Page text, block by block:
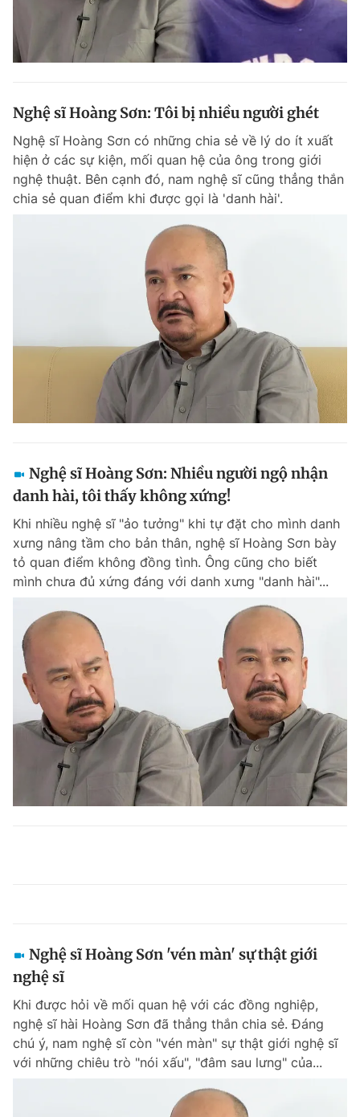
Nghệ sĩ Hoàng Sơn: Tôi bị nhiều người ghét
Nghệ sĩ Hoàng Sơn có những chia sẻ về lý do ít xuất
hiện ở các sự kiện, mối quan hệ của ông trong giới
nghệ thuật. Bên cạnh đó, nam nghệ sĩ cũng thẳng thắn
chia sẻ quan điểm khi được gọi là 'danh hài'.
Nghệ sĩ Hoàng Sơn: Nhiều người ngộ nhận
danh hài, tôi thấy không xứng!
Khi nhiều nghệ sĩ "ảo tưởng" khi tự đặt cho mình danh
xưng nâng tầm cho bản thân, nghệ sĩ Hoàng Sơn bày
tỏ quan điểm không đồng tình. Ông cũng cho biết
mình chưa đủ xứng đáng với danh xưng "danh hài"...
Nghệ sĩ Hoàng Sơn 'vén màn' sự thật giới
nghệ sĩ
Khi được hỏi về mối quan hệ với các đồng nghiệp,
nghệ sĩ hài Hoàng Sơn đã thẳng thắn chia sẻ. Đáng
chú ý, nam nghệ sĩ còn "vén màn" sự thật giới nghệ sĩ
với những chiêu trò "nói xấu", "đâm sau lưng" của...